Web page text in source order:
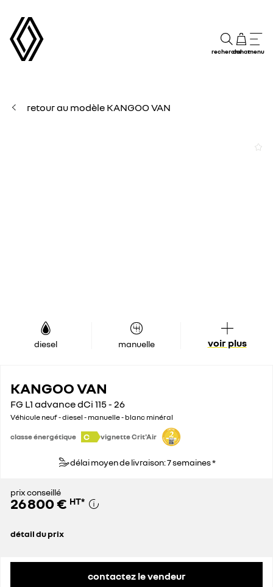
rechercheachatmenu
retour au modèle KANGOO VAN
diesel manuelle voir plus
KANGOO VAN
FG L1 advance dCi 115 - 26
Véhicule neuf - diesel - manuelle - blanc minéral
classe énergétique C vignette Crit'Air
délai moyen de livraison: 7 semaines *
prix conseillé
26 800 € HT*
détail du prix
contactez le vendeur